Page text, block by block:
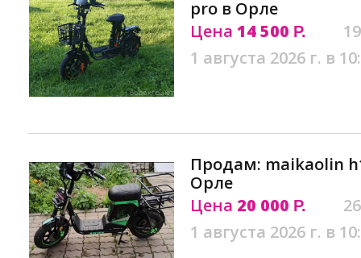
pro в Орле
Цена 14 500 Р.
1 августа 2026 г. в
Продам: maikaolin
Орле
Цена 20 000 Р.
1 августа 2026 г. в